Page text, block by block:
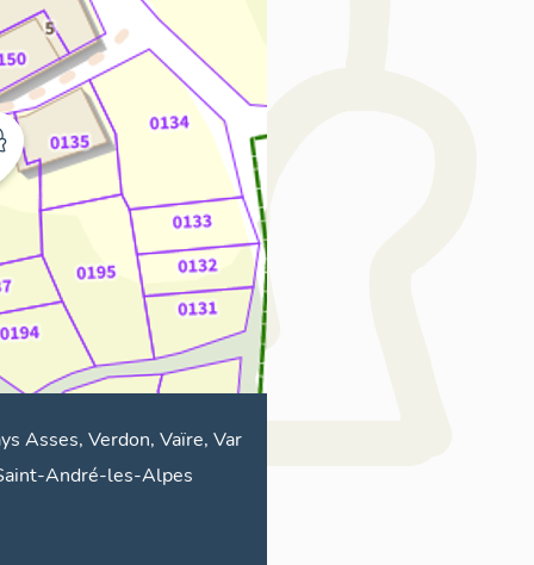
Asses, Verdon, Vaïre, Var
André-les-Alpes